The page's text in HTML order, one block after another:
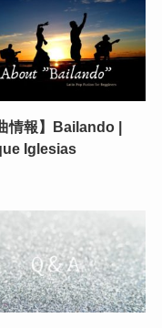
情報】Bailando |
Iglesias